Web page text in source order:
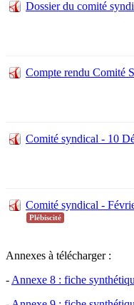
Dossier du comité
Compte rendu Comité
Comité syndical - 10
Comité syndical -
Plébiscité
Annexes à télécharger :
- Annexe 8 : fiche